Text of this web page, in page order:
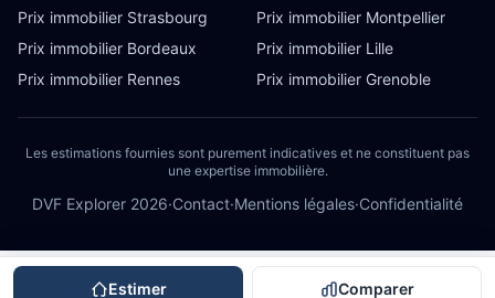
Estimer Comparer
Prix immobilier Strasbourg
Prix immobilier Montpellier
Prix immobilier Bordeaux
Prix immobilier Lille
Prix immobilier Rennes
Prix immobilier Grenoble
Les estimations fournies sont purement indicatives et ne constituent pas
une expertise immobilière.
DVF Explorer 2026·Contact·Mentions légales·Confidentialité